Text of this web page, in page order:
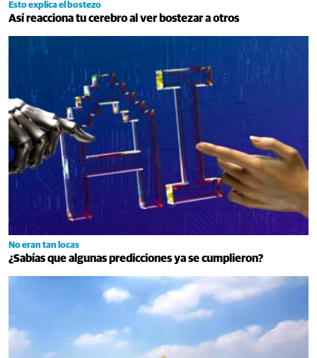
Esto explica el bostezo
Así reacciona tu cerebro al ver bostezar a otros
No eran tan locas
¿Sabías que algunas predicciones ya se cumplieron?